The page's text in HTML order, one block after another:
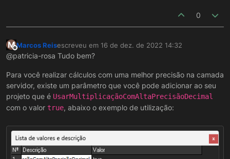
0
M
Offline
Marcos Reisescreveu em 16 de dez. de 2022 14:32
última edição por
@patricia-rosa Tudo bem?
Para você realizar cálculos com uma melhor precisão na camada
servidor, existe um parâmetro que você pode adicionar ao seu
projeto que é UsarMultiplicaçãoComAltaPrecisãoDecimal
com o valor true, abaixo o exemplo de utilização: